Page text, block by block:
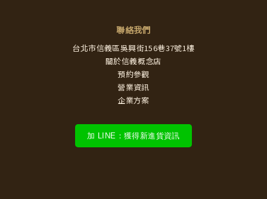
聯絡我們
台北市信義區吳興街156巷37號1樓
關於信義概念店
預約參觀
營業資訊
企業方案
加 LINE：獲得新進貨資訊